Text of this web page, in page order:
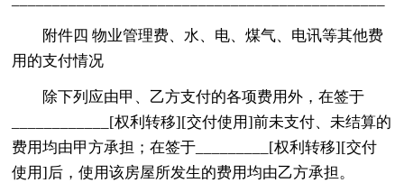
附件四 物业管理费、水、电、煤气、电讯等其他费
用的支付情况
除下列应由甲、乙方支付的各项费用外，在签于
____________[权利转移][交付使用]前未支付、未结算的
费用均由甲方承担；在签于_________[权利转移][交付
使用]后，使用该房屋所发生的费用均由乙方承担。